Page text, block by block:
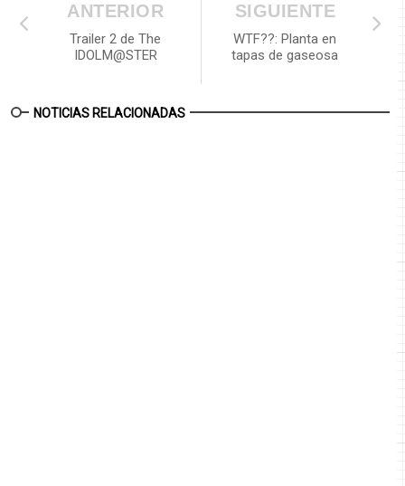
SIGUIENTE
WTF??: Planta en
tapas de gaseosa
ANTERIOR
Trailer 2 de The
IDOLM@STER
NOTICIAS RELACIONADAS